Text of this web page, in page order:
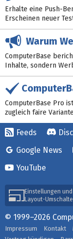
Erhalte eine Push-
Erscheinen neuer
Warum
ComputerBase
Inhalte, sondern
ComputerBase Pro
zugleich faire
Feeds
Google News
YouTube
Einstellungen und
Layout-
© 1999–2026
Impressum Kontakt